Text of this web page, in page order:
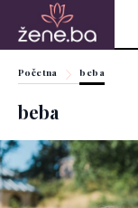
Početna beba
beba